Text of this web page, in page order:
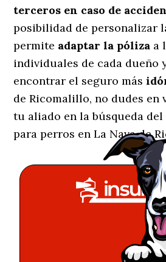
terceros en caso de
posibilidad de personalizar
permite adaptar la póliza a
individuales de cada dueño
encontrar el seguro más
de Ricomalillo, no dudes
tu aliado en la búsqueda
para perros en La Nava de